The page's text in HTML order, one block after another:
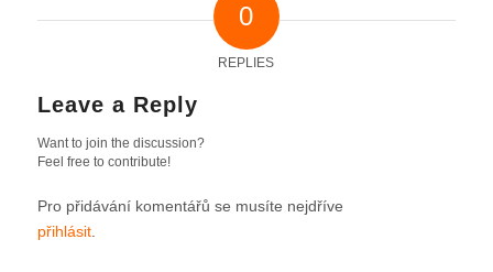
0
REPLIES
Leave a Reply
Want to join the discussion?
Feel free to contribute!
Pro přidávání komentářů se musíte nejdříve
přihlásit.